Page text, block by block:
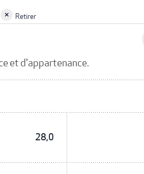
Retirer
et d'appartenance.
28,0